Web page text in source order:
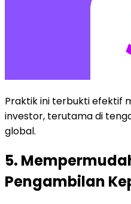
Praktik ini terbukti efektif
investor, terutama di
global.
5.
Pengambilan